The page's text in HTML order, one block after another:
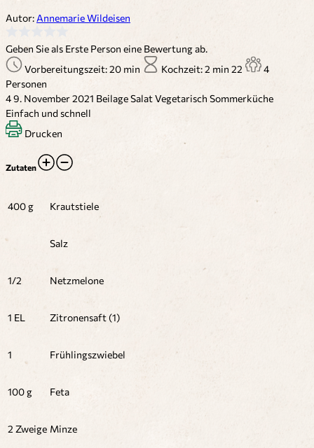
Autor: Annemarie Wildeisen
Geben Sie als Erste Person eine Bewertung ab.
Vorbereitungszeit: 20 min
Kochzeit: 2 min 22
4
Personen
49. November 2021 BeilageSalatVegetarisch Sommerküche
Einfach und schnell
Drucken
Zutaten
400 g Krautstiele
Salz
1/2 Netzmelone
1 EL Zitronensaft (1)
1 Frühlingszwiebel
100 g Feta
2 Zweige Minze